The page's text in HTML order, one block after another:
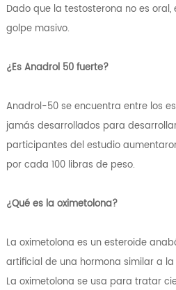
Dado que la testosterona no es
golpe masivo.
¿Es Anadrol 50 fuerte?
Anadrol-50 se encuentra entre los
jamás desarrollados para
participantes del estudio
por cada 100 libras de peso.
¿Qué es la oximetolona?
La oximetolona es un esteroide
artificial de una hormona similar a
La oximetolona se usa para tratar